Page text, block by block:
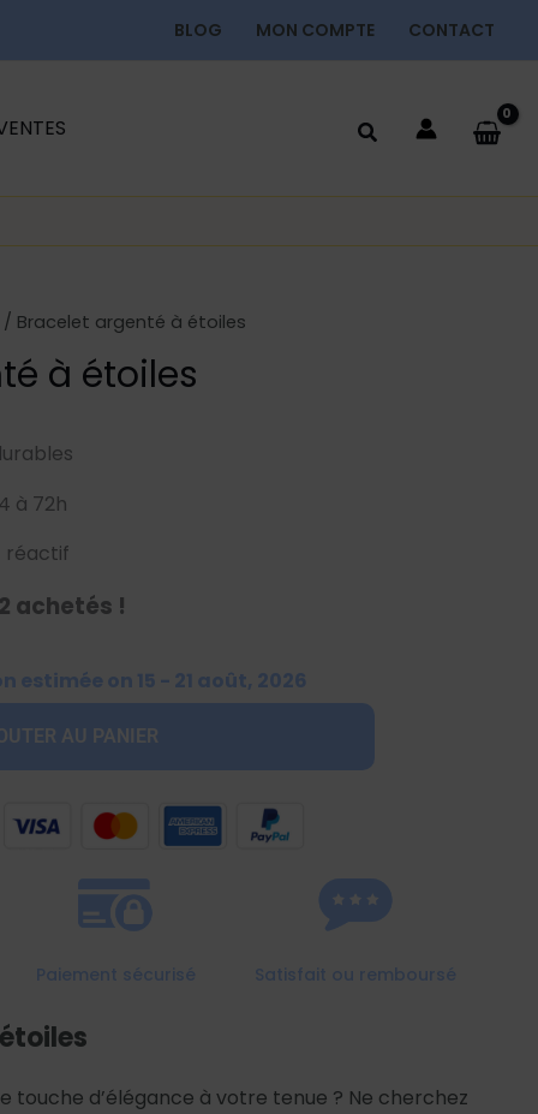
BLOG MON COMPTE CONTACT
/ Bracelet argenté à étoiles
à étoiles
à 72h
réactif
achetés !
AU PANIER
estimée on 15 - 21 août, 2026
Paiement sécurisé Satisfait ou remboursé
touche d’élégance à votre tenue ? Ne cherchez